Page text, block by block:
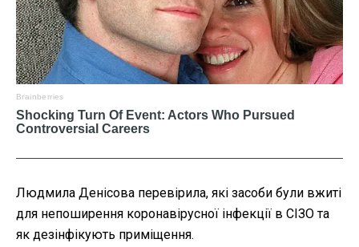
Людмила Денісова перевірила, які засоби були вжиті
для непоширення коронавірусної інфекції в СІЗО та
як дезінфікують приміщення.